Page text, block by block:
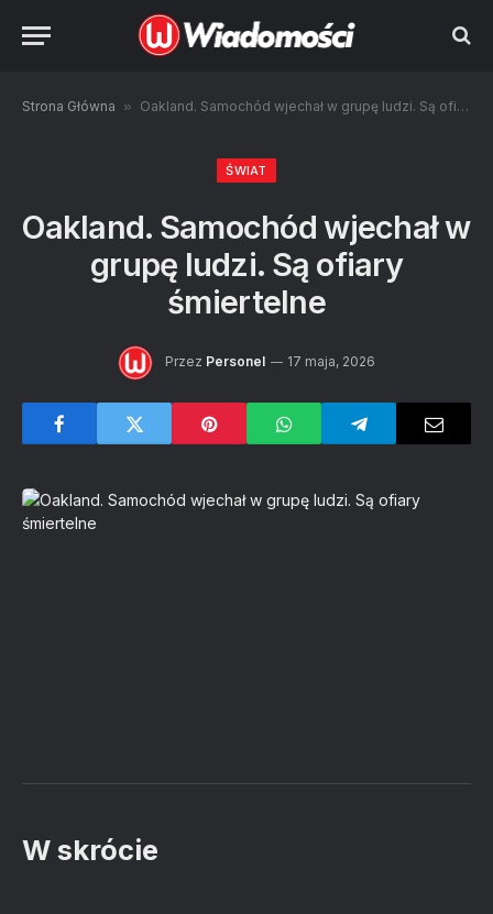
Strona Główna » Oakland. Samochód wjechał w grupę ludzi. Są ofiary śmiertelne
ŚWIAT
Oakland. Samochód wjechał w
grupę ludzi. Są ofiary
śmiertelne
Przez Personel 17 maja, 2026
W skrócie